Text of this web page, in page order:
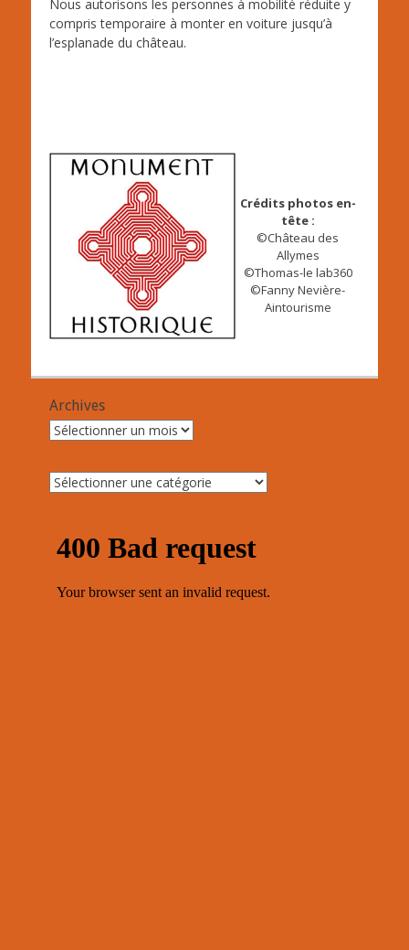
Nous autorisons les personnes à mobilité réduite y
compris temporaire à monter en voiture jusqu’à
l’esplanade du château.
Crédits photos en-
tête :
©Château des
Allymes
©Thomas-le lab360
©Fanny Nevière-
Aintourisme
Archives
Archives
Catégories